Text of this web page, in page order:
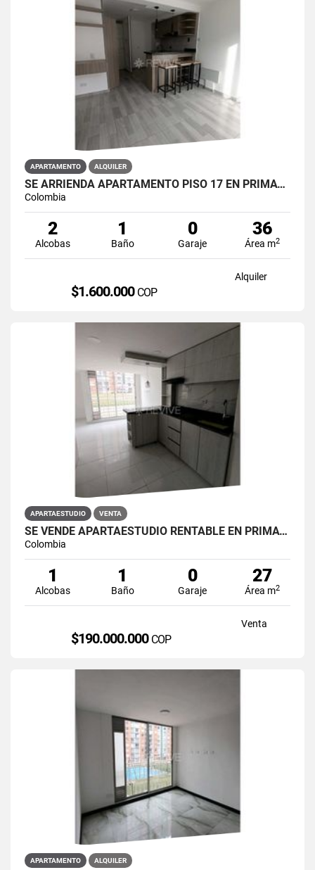
APARTAMENTO ALQUILER
SE ARRIENDA APARTAMENTO PISO 17 EN PRIMAVERA 6-39 PUENTE ARANDA
Colombia
2
Alcobas
1
Baño
0
Garaje
36
Área m2
Alquiler
$1.600.000 COP
APARTAESTUDIO VENTA
SE VENDE APARTAESTUDIO RENTABLE EN PRIMAVERA 6-39 ET 2
Colombia
1
Alcobas
1
Baño
0
Garaje
27
Área m2
Venta
$190.000.000 COP
APARTAMENTO ALQUILER